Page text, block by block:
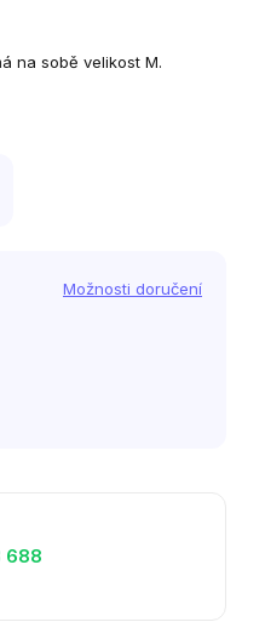
na sobě velikost M.
Možnosti doručení
688